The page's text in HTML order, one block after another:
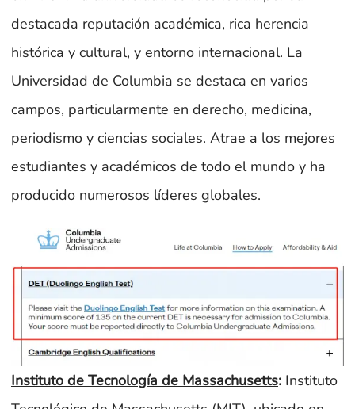
destacada reputación académica, rica herencia
histórica y cultural, y entorno internacional. La
Universidad de Columbia se destaca en varios
campos, particularmente en derecho, medicina,
periodismo y ciencias sociales. Atrae a los mejores
estudiantes y académicos de todo el mundo y ha
producido numerosos líderes globales.
Instituto de Tecnología de Massachusetts: Instituto